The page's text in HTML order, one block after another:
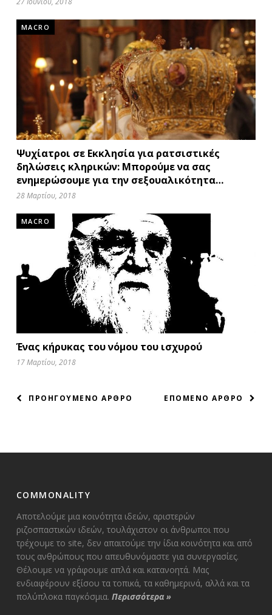
MACRO
Ψυχίατροι σε Εκκλησία για ρατσιστικές
δηλώσεις κληρικών: Μπορούμε να σας
ενημερώσουμε για την σεξουαλικότητα…
28 Μαρτίου, 2018
MACRO
Ένας κήρυκας του νόμου του ισχυρού
17 Μαρτίου, 2018
ΠΛΟΗΓΗΣΗ
ΕΠΟΜΕΝΟ ΑΡΘΡΟ
ΠΡΟΗΓΟΥΜΕΝΟ ΑΡΘΡΟ
COMMONALITY
Αποτελούμε μια κοινότητα ιδεών, αριστερών
ριζοσπαστικών ιδεών, τουλάχιστον οι άνθρωποι που
τρέχουμε το site, δεν απαιτούμε την ίδια κοινότητα και από
τους ανθρώπους που απευθυνόμαστε για συνεργασίες.
Θέλουμε να γράφουμε απλά και κατανοητά. Μας
ενδιαφέρουν εξίσου τα τοπικά, τα καθημερινά, αλλά και τα
πολύπλοκα παγκόσμια. Περισσότερα»